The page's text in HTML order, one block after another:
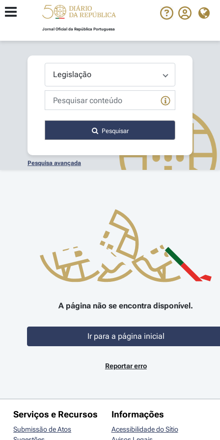
Jornal Oficial da República Portuguesa
Pesquisar
Pesquisa avançada
A página não se encontra disponível.
Ir para a página inicial
Reportar erro
Serviços e Recursos
Submissão de Atos
Informações
Acessibilidade do Sítio